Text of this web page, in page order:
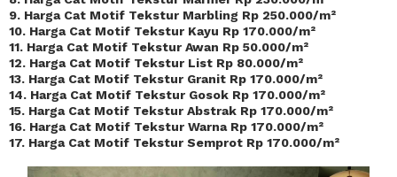
9. Harga Cat Motif Tekstur Marbling Rp 250.000/m²
10. Harga Cat Motif Tekstur Kayu Rp 170.000/m²
11. Harga Cat Motif Tekstur Awan Rp 50.000/m²
12. Harga Cat Motif Tekstur List Rp 80.000/m²
13. Harga Cat Motif Tekstur Granit Rp 170.000/m²
14. Harga Cat Motif Tekstur Gosok Rp 170.000/m²
15. Harga Cat Motif Tekstur Abstrak Rp 170.000/m²
16. Harga Cat Motif Tekstur Warna Rp 170.000/m²
17. Harga Cat Motif Tekstur Semprot Rp 170.000/m²